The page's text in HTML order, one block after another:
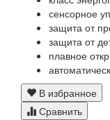
сенсорное
защита от
защита от
плавное
В избранное
Сравнить